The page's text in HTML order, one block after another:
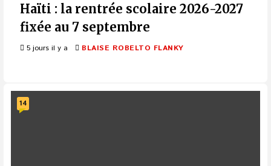
Haïti : la rentrée scolaire 2026-2027
fixée au 7 septembre
5 jours il y a BLAISE ROBELTO FLANKY
14